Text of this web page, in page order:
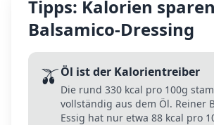
Tipps: Kalorien
Balsamico-Dressing
🫒Öl ist der Kalorientreiber
Die rund 330 kcal pro 100g
vollständig aus dem Öl. Reiner
Essig hat nur etwa 88 kcal pro